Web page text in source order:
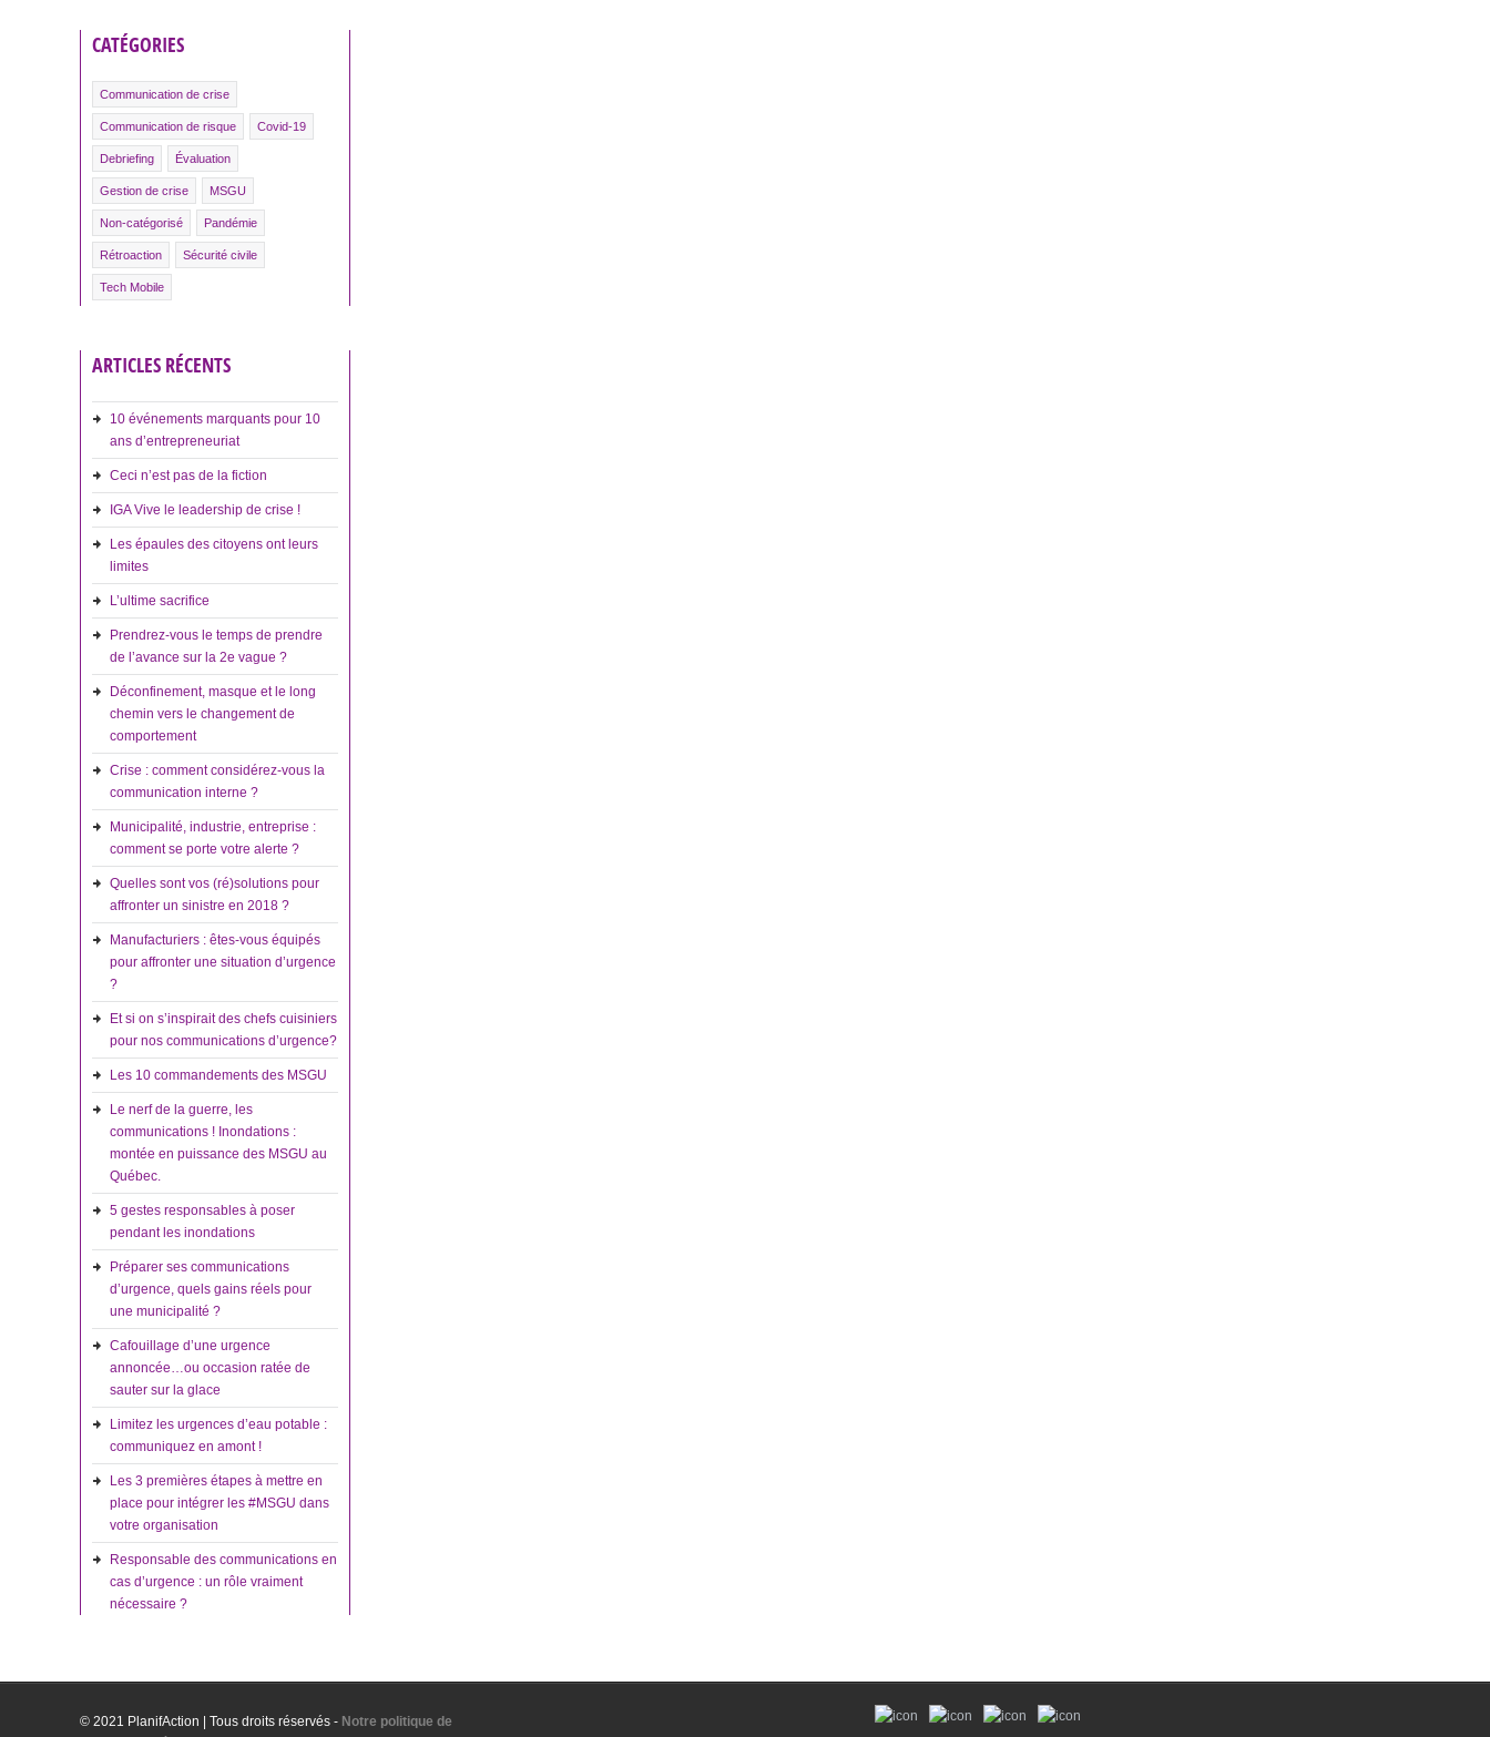
CATÉGORIES
Communication de crise
Communication de risque Covid-19
Debriefing Évaluation
Gestion de crise MSGU
Non-catégorisé Pandémie
Rétroaction Sécurité civile
Tech Mobile
ARTICLES RÉCENTS
10 événements marquants pour 10
ans d’entrepreneuriat
Ceci n’est pas de la fiction
IGA Vive le leadership de crise !
Les épaules des citoyens ont leurs
limites
L’ultime sacrifice
Prendrez-vous le temps de prendre
de l’avance sur la 2e vague ?
Déconfinement, masque et le long
chemin vers le changement de
comportement
Crise : comment considérez-vous la
communication interne ?
Municipalité, industrie, entreprise :
comment se porte votre alerte ?
Quelles sont vos (ré)solutions pour
affronter un sinistre en 2018 ?
Manufacturiers : êtes-vous équipés
pour affronter une situation d’urgence
?
Et si on s’inspirait des chefs cuisiniers
pour nos communications d’urgence?
Les 10 commandements des MSGU
Le nerf de la guerre, les
communications ! Inondations :
montée en puissance des MSGU au
Québec.
5 gestes responsables à poser
pendant les inondations
Préparer ses communications
d’urgence, quels gains réels pour
une municipalité ?
Cafouillage d’une urgence
annoncée…ou occasion ratée de
sauter sur la glace
Limitez les urgences d’eau potable :
communiquez en amont !
Les 3 premières étapes à mettre en
place pour intégrer les #MSGU dans
votre organisation
Responsable des communications en
cas d’urgence : un rôle vraiment
nécessaire ?
© 2021 PlanifAction | Tous droits réservés - Notre politique de